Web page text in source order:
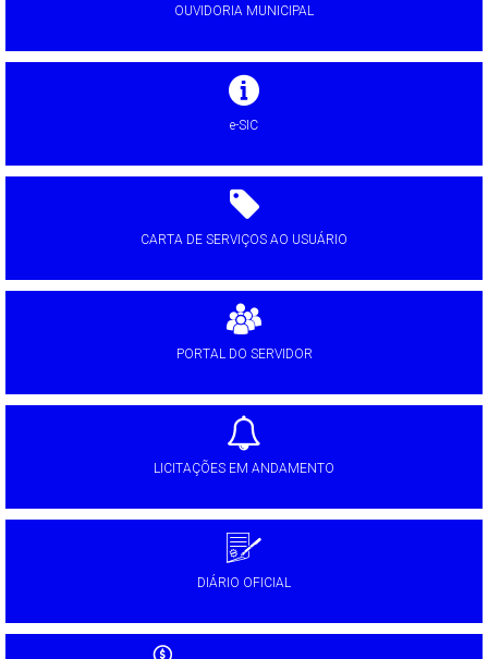
OUVIDORIA MUNICIPAL
e-SIC
CARTA DE SERVIÇOS AO USUÁRIO
PORTAL DO SERVIDOR
LICITAÇÕES EM ANDAMENTO
DIÁRIO OFICIAL